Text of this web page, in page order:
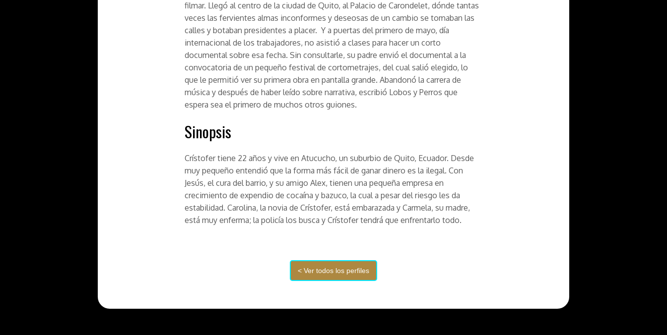
filmar. Llegó al centro de la ciudad de Quito, al Palacio de Carondelet, dónde tantas
veces las fervientes almas inconformes y deseosas de un cambio se tomaban las
calles y botaban presidentes a placer. Y a puertas del primero de mayo, día
internacional de los trabajadores, no asistió a clases para hacer un corto
documental sobre esa fecha. Sin consultarle, su padre envió el documental a la
convocatoria de un pequeño festival de cortometrajes, del cual salió elegido, lo
que le permitió ver su primera obra en pantalla grande. Abandonó la carrera de
música y después de haber leído sobre narrativa, escribió Lobos y Perros que
espera sea el primero de muchos otros guiones.
Sinopsis
Crístofer tiene 22 años y vive en Atucucho, un suburbio de Quito, Ecuador. Desde
muy pequeño entendió que la forma más fácil de ganar dinero es la ilegal. Con
Jesús, el cura del barrio, y su amigo Alex, tienen una pequeña empresa en
crecimiento de expendio de cocaína y bazuco, la cual a pesar del riesgo les da
estabilidad. Carolina, la novia de Crístofer, está embarazada y Carmela, su madre,
está muy enferma; la policía los busca y Crístofer tendrá que enfrentarlo todo.